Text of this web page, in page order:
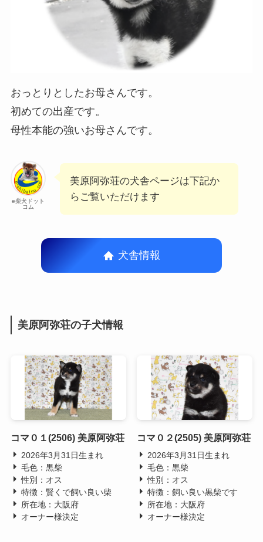
おっとりとしたお母さんです。
初めての出産です。
母性本能の強いお母さんです。
e柴犬ドット
コム
美原阿弥荘の犬舎ページは下記か
らご覧いただけます
犬舎情報
美原阿弥荘の子犬情報
コマ０１(2506) 美原阿弥荘
2026年3月31日生まれ
毛色：黒柴
性別：オス
特徴：賢くで飼い良い柴
所在地：大阪府
オーナー様決定
コマ０２(2505) 美原阿弥荘
2026年3月31日生まれ
毛色：黒柴
性別：オス
特徴：飼い良い黒柴です
所在地：大阪府
オーナー様決定